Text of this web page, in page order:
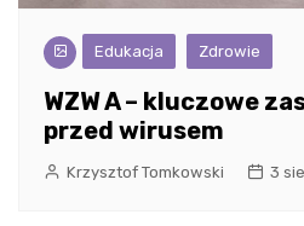
Edukacja Zdrowie
WZW A – kluczowe
przed wirusem
Krzysztof Tomkowski 3